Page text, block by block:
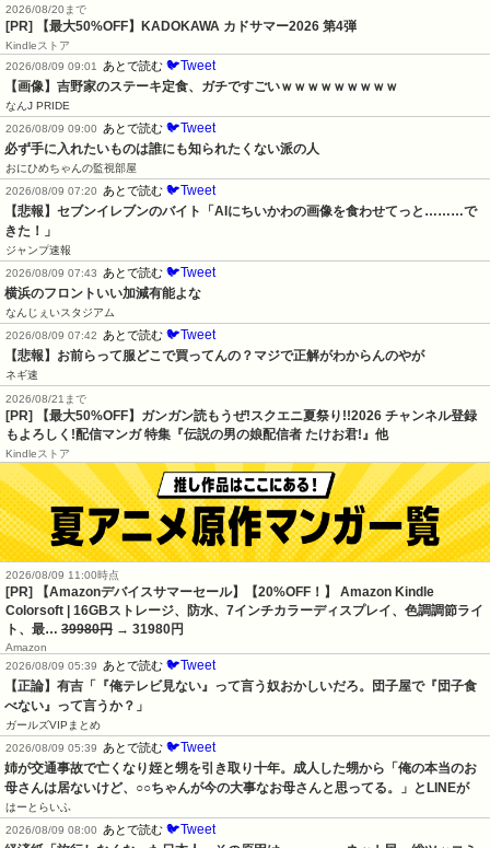
2026/08/20まで
[PR] 【最大50%OFF】KADOKAWA カドサマー2026 第4弾
Kindleストア
2026/08/09 09:01
あとで読む 🐦Tweet
【画像】吉野家のステーキ定食、ガチですごいｗｗｗｗｗｗｗｗｗ
なんJ PRIDE
2026/08/09 09:00
あとで読む 🐦Tweet
必ず手に入れたいものは誰にも知られたくない派の人
おにひめちゃんの監視部屋
2026/08/09 07:20
あとで読む 🐦Tweet
【悲報】セブンイレブンのバイト「AIにちいかわの画像を食わせてっと………で
きた！」
ジャンプ速報
2026/08/09 07:43
あとで読む 🐦Tweet
横浜のフロントいい加減有能よな
なんじぇいスタジアム
2026/08/09 07:42
あとで読む 🐦Tweet
【悲報】お前らって服どこで買ってんの？マジで正解がわからんのやが
ネギ速
2026/08/21まで
[PR] 【最大50%OFF】ガンガン読もうぜ!スクエニ夏祭り!!2026 チャンネル登録
もよろしく!配信マンガ 特集『伝説の男の娘配信者 たけお君!』他
Kindleストア
2026/08/09 11:00時点
[PR] 【Amazonデバイスサマーセール】【20%OFF！】 Amazon Kindle
Colorsoft | 16GBストレージ、防水、7インチカラーディスプレイ、色調調節ライ
ト、最… 39980円 → 31980円
Amazon
2026/08/09 05:39
あとで読む 🐦Tweet
【正論】有吉「『俺テレビ見ない』って言う奴おかしいだろ。団子屋で『団子食
べない』って言うか？」
ガールズVIPまとめ
2026/08/09 05:39
あとで読む 🐦Tweet
姉が交通事故で亡くなり姪と甥を引き取り十年。成人した甥から「俺の本当のお
母さんは居ないけど、○○ちゃんが今の大事なお母さんと思ってる。」とLINEが
はーとらいふ
2026/08/09 08:00
あとで読む 🐦Tweet